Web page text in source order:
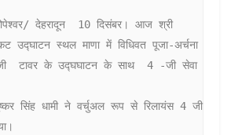
देहरादून  10 दिसंबर।‌ आज श्री
उद्घाटन स्थल माणा में विधिवत पूजा-अर्चना
टावर के उद्घघाटन के साथ  4 -जी सेवा
सिंह धामी ने वर्चुअल रूप से रिलायंस 4 जी